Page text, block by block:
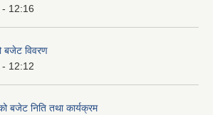
12:16
विवरण
12:12
निति तथा कार्यक्रम